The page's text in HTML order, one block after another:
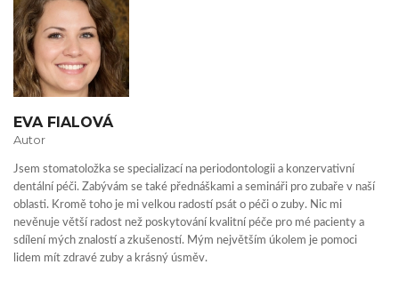
EVA FIALOVÁ
Autor
Jsem stomatoložka se specializací na periodontologii a konzervativní
dentální péči. Zabývám se také přednáškami a semináři pro zubaře v naší
oblasti. Kromě toho je mi velkou radostí psát o péči o zuby. Nic mi
nevěnuje větší radost než poskytování kvalitní péče pro mé pacienty a
sdílení mých znalostí a zkušeností. Mým největším úkolem je pomoci
lidem mít zdravé zuby a krásný úsměv.